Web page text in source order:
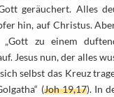
geräuchert. Alles
hin, auf Christus.
zu einem
Jesus nun, der alles
selbst das Kreuz
(Joh 19,17). In